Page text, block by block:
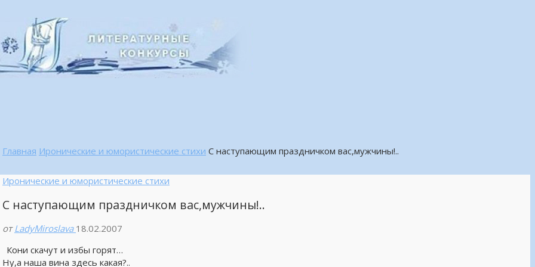
Главная Иронические и юмористические стихи C наступающим праздничком вас,мужчины!..
Иронические и юмористические стихи
C наступающим праздничком вас,мужчины!..
от LadyMiroslava 18.02.2007
Кони скачут и избы горят…
Ну,а наша вина здесь какая?..